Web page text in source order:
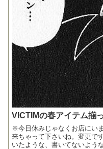
VICTIMの春アイテム揃
※今日休みじゃなくお店にい
来ちゃって下さいね。変更で
いたような、書いてないよう